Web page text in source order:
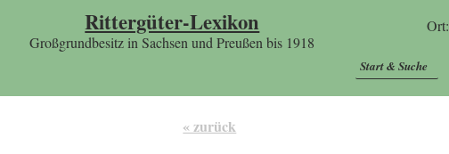
Rittergüter-Lexikon
Großgrundbesitz in Sachsen und Preußen bis 1918
Ort:
Start & Suche
« zurück